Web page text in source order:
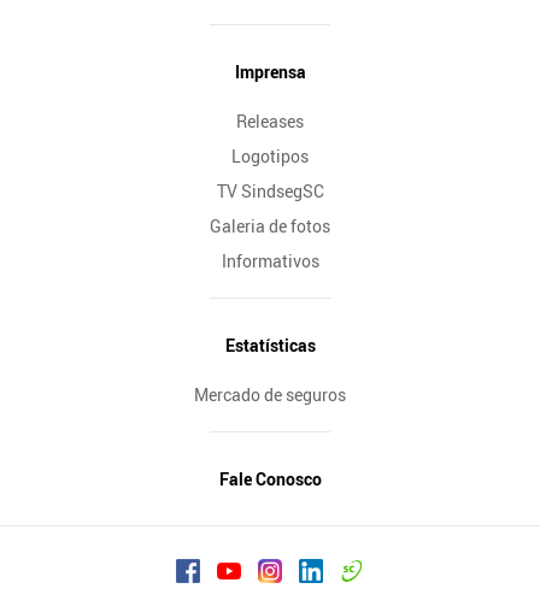
Imprensa
Releases
Logotipos
TV SindsegSC
Galeria de fotos
Informativos
Estatísticas
Mercado de seguros
Fale Conosco